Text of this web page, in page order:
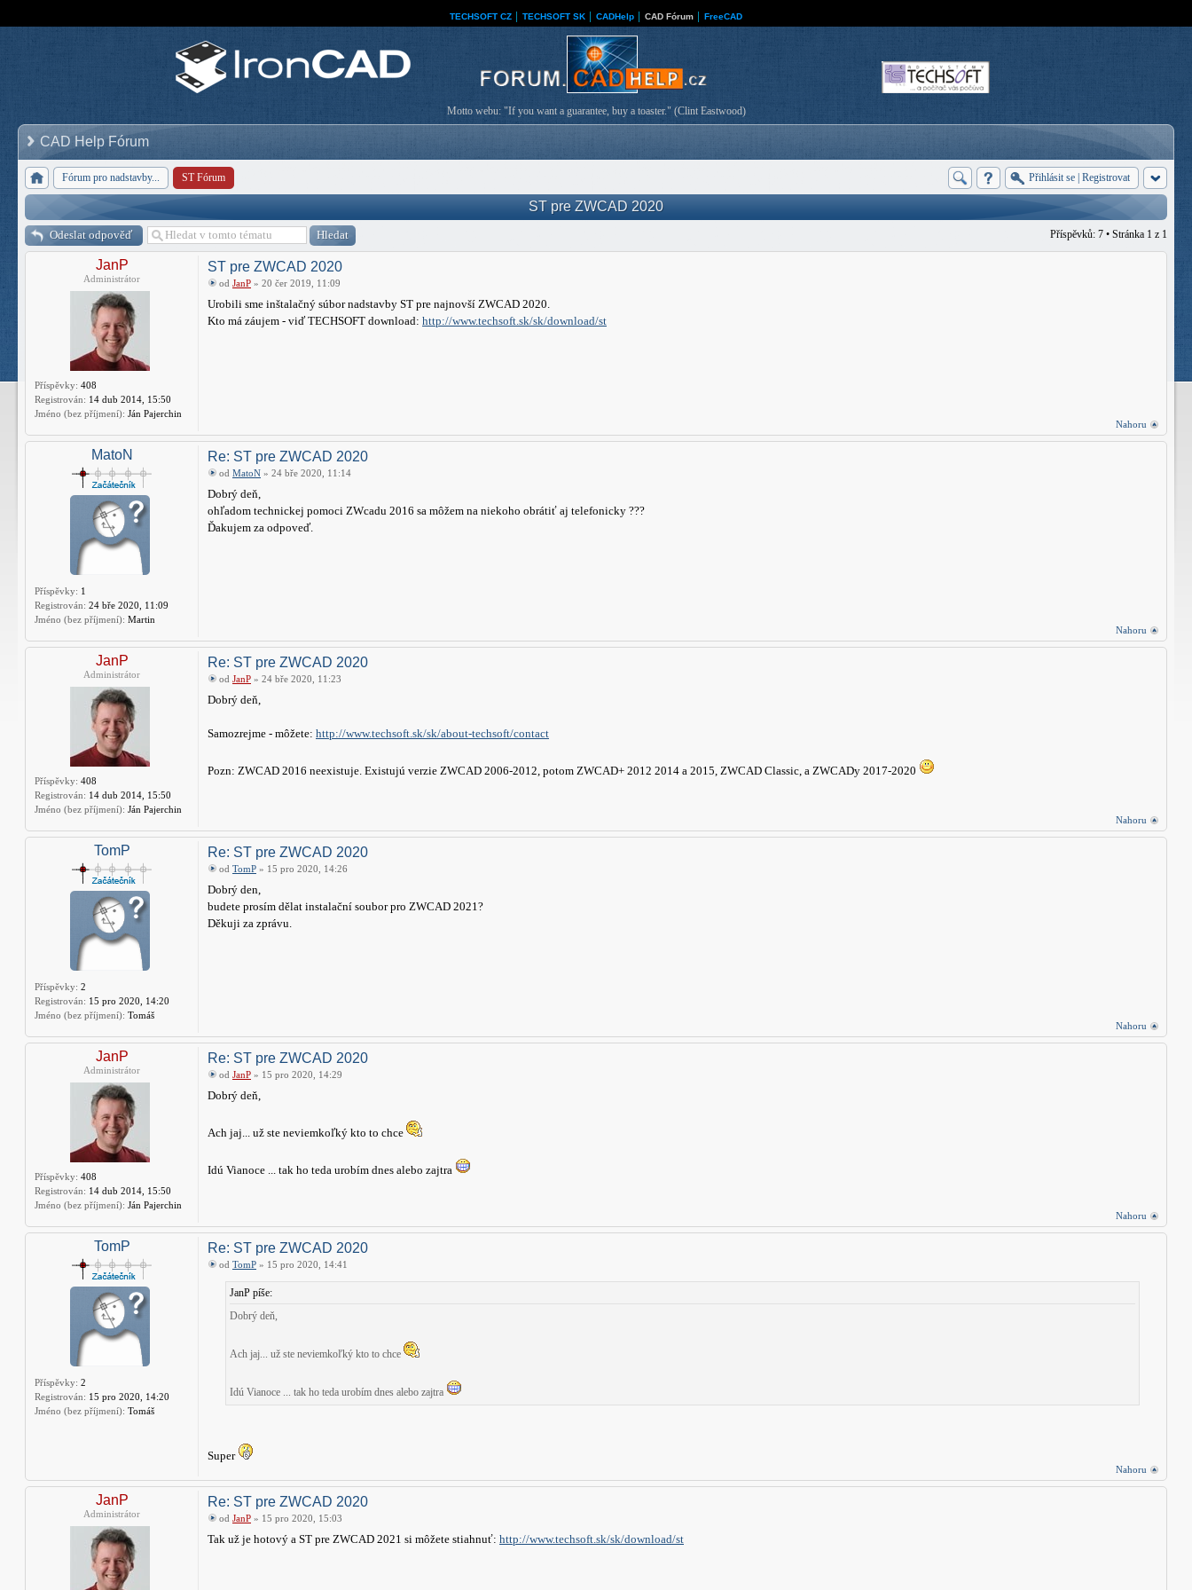
TECHSOFT CZ TECHSOFT SK CADHelp CAD Fórum FreeCAD
Motto webu: "If you want a guarantee, buy a toaster." (Clint Eastwood)
CAD Help Fórum
Fórum pro nadstavby... ST Fórum Přihlásit se Registrovat
ST pre ZWCAD 2020
Odeslat odpověď Příspěvků: 7 • Stránka 1 z 1
JanP
Administrátor
Příspěvky: 408
Registrován: 14 dub 2014, 15:50
Jméno (bez příjmení): Ján Pajerchin
ST pre ZWCAD 2020
od JanP » 20 čer 2019, 11:09
Urobili sme inštalačný súbor nadstavby ST pre najnovší ZWCAD 2020.
Kto má záujem - viď TECHSOFT download: http://www.techsoft.sk/sk/download/st
Nahoru
MatoN
Příspěvky: 1
Registrován: 24 bře 2020, 11:09
Jméno (bez příjmení): Martin
Re: ST pre ZWCAD 2020
od MatoN » 24 bře 2020, 11:14
Dobrý deň,
ohľadom technickej pomoci ZWcadu 2016 sa môžem na niekoho obrátiť aj telefonicky ???
Ďakujem za odpoveď.
Nahoru
JanP
Administrátor
Příspěvky: 408
Registrován: 14 dub 2014, 15:50
Jméno (bez příjmení): Ján Pajerchin
Re: ST pre ZWCAD 2020
od JanP » 24 bře 2020, 11:23
Dobrý deň,
Samozrejme - môžete: http://www.techsoft.sk/sk/about-techsoft/contact
Pozn: ZWCAD 2016 neexistuje. Existujú verzie ZWCAD 2006-2012, potom ZWCAD+ 2012 2014 a 2015, ZWCAD Classic, a ZWCADy 2017-2020
Nahoru
TomP
Příspěvky: 2
Registrován: 15 pro 2020, 14:20
Jméno (bez příjmení): Tomáš
Re: ST pre ZWCAD 2020
od TomP » 15 pro 2020, 14:26
Dobrý den,
budete prosím dělat instalační soubor pro ZWCAD 2021?
Děkuji za zprávu.
Nahoru
JanP
Administrátor
Příspěvky: 408
Registrován: 14 dub 2014, 15:50
Jméno (bez příjmení): Ján Pajerchin
Re: ST pre ZWCAD 2020
od JanP » 15 pro 2020, 14:29
Dobrý deň,
Ach jaj... už ste neviemkoľký kto to chce
Idú Vianoce ... tak ho teda urobím dnes alebo zajtra
Nahoru
TomP
Příspěvky: 2
Registrován: 15 pro 2020, 14:20
Jméno (bez příjmení): Tomáš
Re: ST pre ZWCAD 2020
od TomP » 15 pro 2020, 14:41
JanP píše:
Dobrý deň,
Ach jaj... už ste neviemkoľký kto to chce
Idú Vianoce ... tak ho teda urobím dnes alebo zajtra
Super
Nahoru
JanP
Administrátor
Re: ST pre ZWCAD 2020
od JanP » 15 pro 2020, 15:03
Tak už je hotový a ST pre ZWCAD 2021 si môžete stiahnuť: http://www.techsoft.sk/sk/download/st